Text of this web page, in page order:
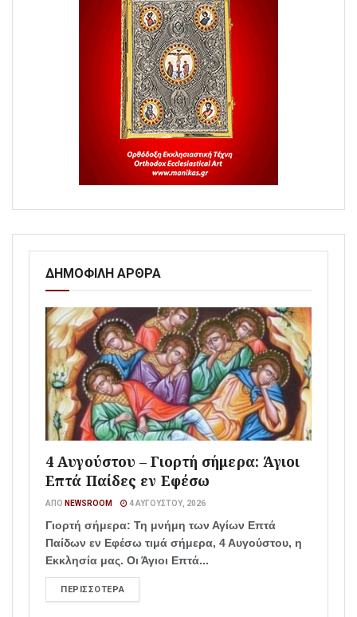
ΔΗΜΟΦΙΛΗ ΑΡΘΡΑ
4 Αυγούστου – Γιορτή σήμερα: Άγιοι
Επτά Παίδες εν Εφέσω
ΑΠΌ NEWSROOM 4 ΑΥΓΟΎΣΤΟΥ, 2026
Γιορτή σήμερα: Τη μνήμη των Αγίων Επτά
Παίδων εν Εφέσω τιμά σήμερα, 4 Αυγούστου, η
Εκκλησία μας. Οι Άγιοι Επτά...
ΠΕΡΙΣΣΌΤΕΡΑ